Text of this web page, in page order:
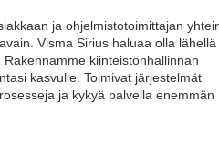
ja ohjelmistotoimittajan
Visma Sirius haluaa olla lähellä
kiinteistönhallinnan
kasvulle. Toimivat järjestelmät
ja kykyä palvella enemmän